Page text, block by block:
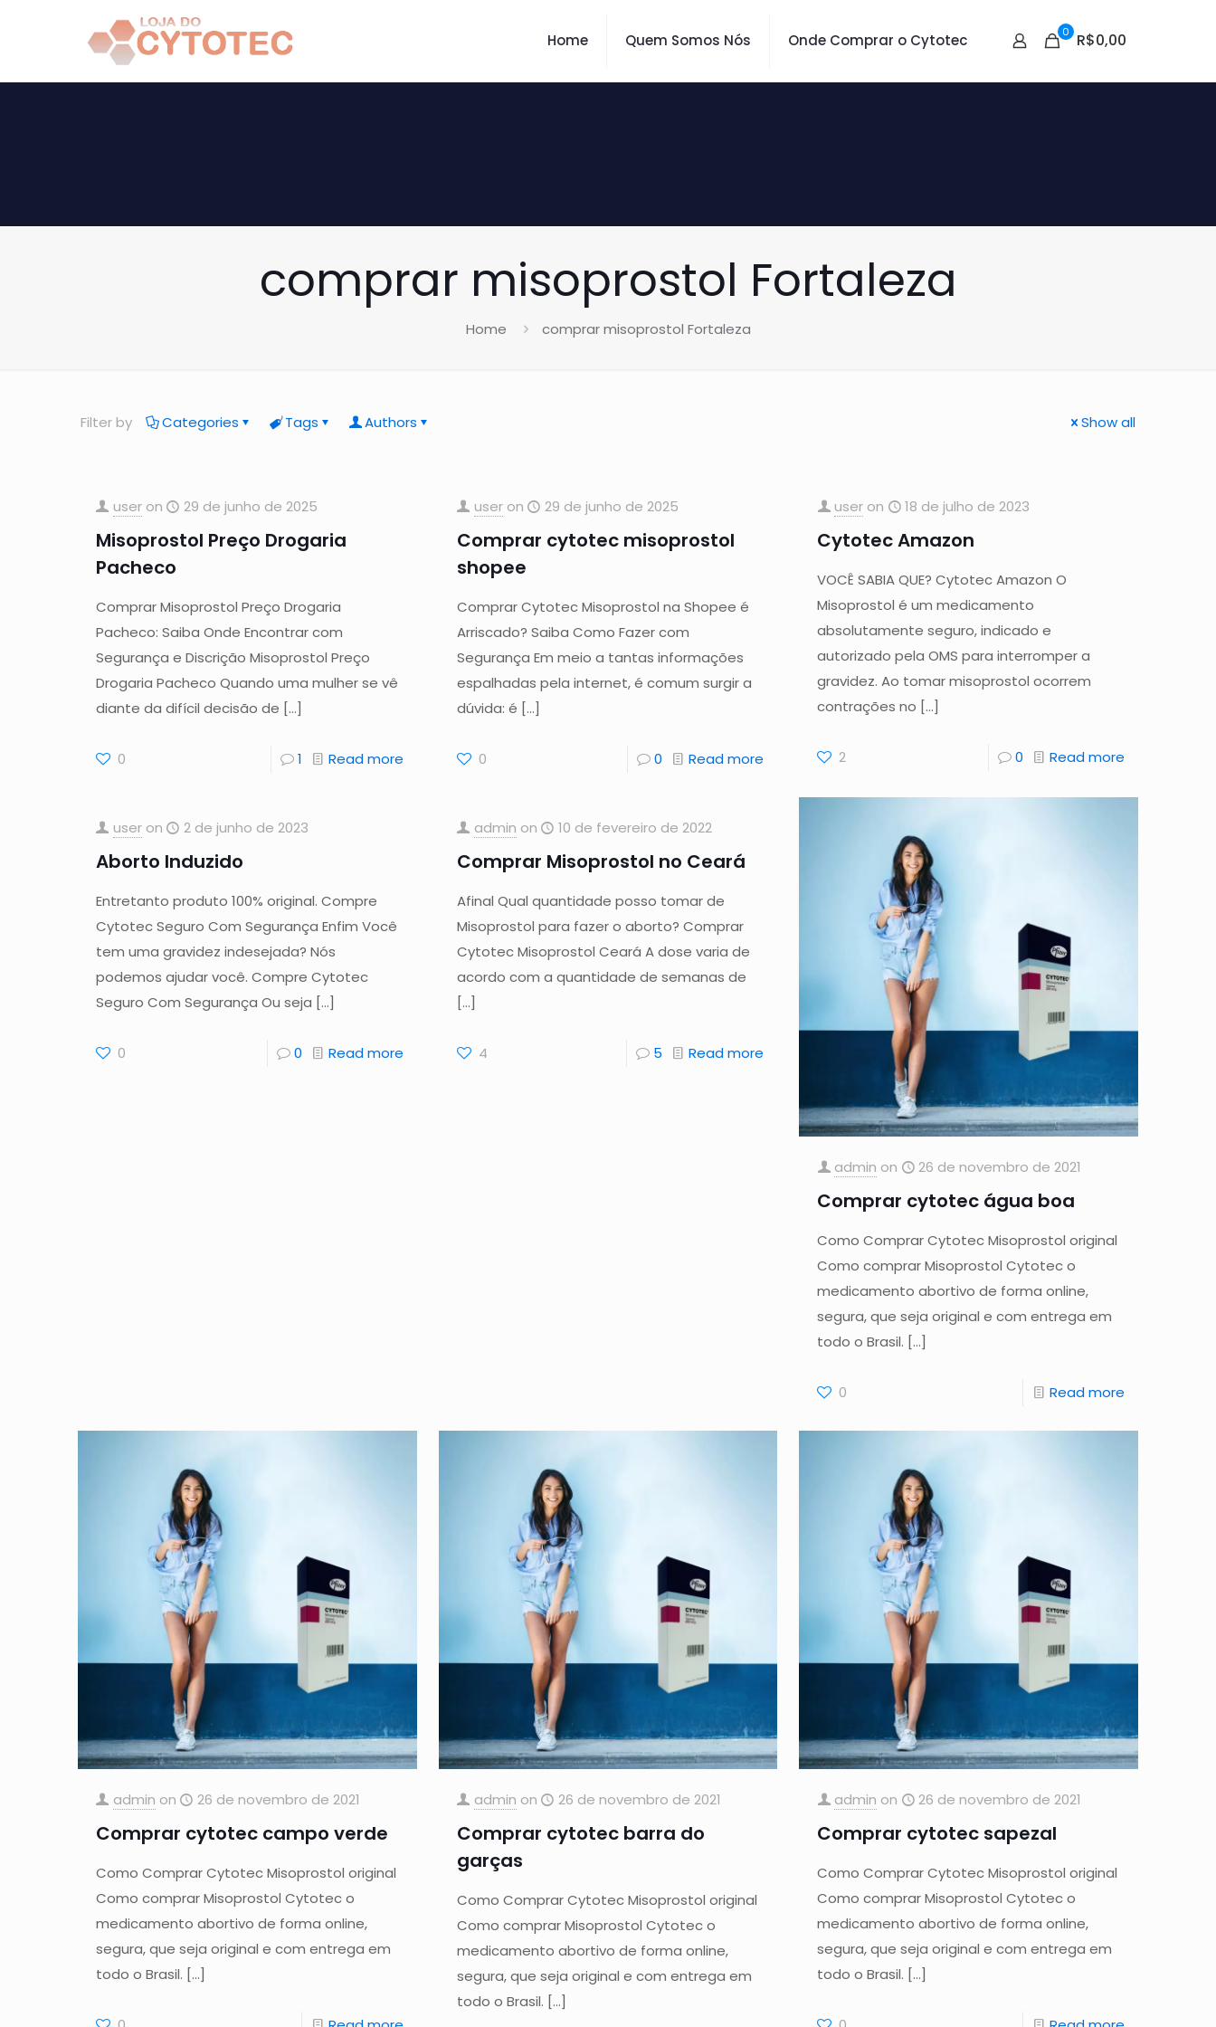
Home Quem Somos Nós Onde Comprar o Cytotec 0 R$0,00
comprar misoprostol Fortaleza
Home comprar misoprostol Fortaleza
Filter by Categories Tags Authors Show all
user on 29 de junho de 2025
Misoprostol Preço Drogaria
Pacheco
Comprar Misoprostol Preço Drogaria
Pacheco: Saiba Onde Encontrar com
Segurança e Discrição Misoprostol Preço
Drogaria Pacheco Quando uma mulher se vê
diante da difícil decisão de […]
0 1 Read more
user on 29 de junho de 2025
Comprar cytotec misoprostol
shopee
Comprar Cytotec Misoprostol na Shopee é
Arriscado? Saiba Como Fazer com
Segurança Em meio a tantas informações
espalhadas pela internet, é comum surgir a
dúvida: é […]
0 0 Read more
user on 18 de julho de 2023
Cytotec Amazon
VOCÊ SABIA QUE? Cytotec Amazon O
Misoprostol é um medicamento
absolutamente seguro, indicado e
autorizado pela OMS para interromper a
gravidez. Ao tomar misoprostol ocorrem
contrações no […]
2 0 Read more
user on 2 de junho de 2023
Aborto Induzido
Entretanto produto 100% original. Compre
Cytotec Seguro Com Segurança Enfim Você
tem uma gravidez indesejada? Nós
podemos ajudar você. Compre Cytotec
Seguro Com Segurança Ou seja […]
0 0 Read more
admin on 10 de fevereiro de 2022
Comprar Misoprostol no Ceará
Afinal Qual quantidade posso tomar de
Misoprostol para fazer o aborto? Comprar
Cytotec Misoprostol Ceará A dose varia de
acordo com a quantidade de semanas de
[…]
4 5 Read more
admin on 26 de novembro de 2021
Comprar cytotec água boa
Como Comprar Cytotec Misoprostol original
Como comprar Misoprostol Cytotec o
medicamento abortivo de forma online,
segura, que seja original e com entrega em
todo o Brasil. […]
0 Read more
admin on 26 de novembro de 2021
Comprar cytotec campo verde
Como Comprar Cytotec Misoprostol original
Como comprar Misoprostol Cytotec o
medicamento abortivo de forma online,
segura, que seja original e com entrega em
todo o Brasil. […]
admin on 26 de novembro de 2021
Comprar cytotec barra do
garças
Como Comprar Cytotec Misoprostol original
Como comprar Misoprostol Cytotec o
medicamento abortivo de forma online,
segura, que seja original e com entrega em
todo o Brasil. […]
admin on 26 de novembro de 2021
Comprar cytotec sapezal
Como Comprar Cytotec Misoprostol original
Como comprar Misoprostol Cytotec o
medicamento abortivo de forma online,
segura, que seja original e com entrega em
todo o Brasil. […]